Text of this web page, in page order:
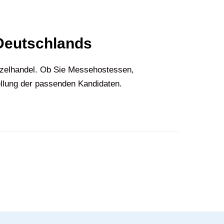
Ob Sie Messehostessen,
der passenden Kandidaten.